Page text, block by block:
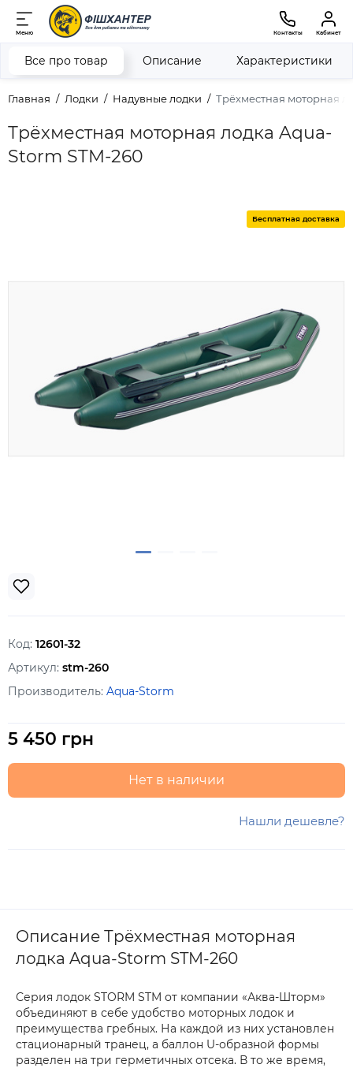
Меню Контакты Кабинет
Главная Лодки Надувные лодки Трёхместная моторная
Трёхместная моторная лодка Aqua-
Storm STM-260
Все про товар Описание Характеристики
Бесплатная доставка
Код: 12601-32
Артикул: stm-260
Производитель: Aqua-Storm
5 450 грн
Нет в наличии
Нашли дешевле?
Описание Трёхместная моторная
лодка Aqua-Storm STM-260
Серия лодок STORM STM от компании «Аква-Шторм»
объединяют в себе удобство моторных лодок и
преимущества гребных. На каждой из них установлен
стационарный транец, а баллон U-образной формы
разделен на три герметичных отсека. В то же время,